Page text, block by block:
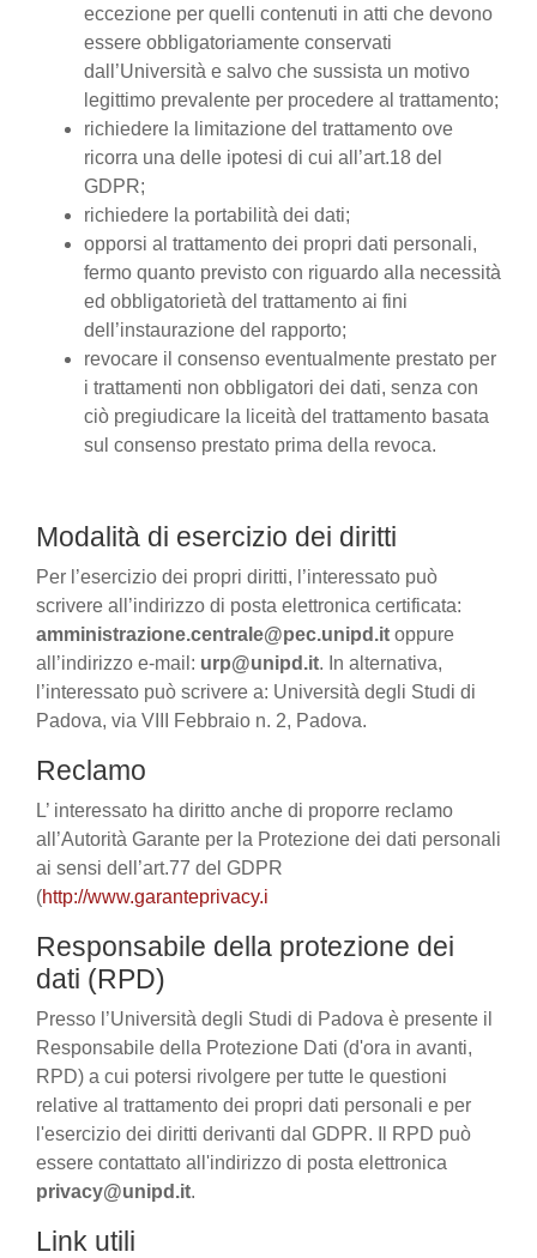
eccezione per quelli contenuti in atti che devono
essere obbligatoriamente conservati
dall’Università e salvo che sussista un motivo
legittimo prevalente per procedere al trattamento;
richiedere la limitazione del trattamento ove
ricorra una delle ipotesi di cui all’art.18 del
GDPR;
richiedere la portabilità dei dati;
opporsi al trattamento dei propri dati personali,
fermo quanto previsto con riguardo alla necessità
ed obbligatorietà del trattamento ai fini
dell’instaurazione del rapporto;
revocare il consenso eventualmente prestato per
i trattamenti non obbligatori dei dati, senza con
ciò pregiudicare la liceità del trattamento basata
sul consenso prestato prima della revoca.
Modalità di esercizio dei diritti
Per l’esercizio dei propri diritti, l’interessato può
scrivere all’indirizzo di posta elettronica certificata:
amministrazione.centrale@pec.unipd.it oppure
all’indirizzo e-mail: urp@unipd.it. In alternativa,
l’interessato può scrivere a: Università degli Studi di
Padova, via VIII Febbraio n. 2, Padova.
Reclamo
L’ interessato ha diritto anche di proporre reclamo
all’Autorità Garante per la Protezione dei dati personali
ai sensi dell’art.77 del GDPR
(http://www.garanteprivacy.i
Responsabile della protezione dei
dati (RPD)
Presso l’Università degli Studi di Padova è presente il
Responsabile della Protezione Dati (d'ora in avanti,
RPD) a cui potersi rivolgere per tutte le questioni
relative al trattamento dei propri dati personali e per
l'esercizio dei diritti derivanti dal GDPR. Il RPD può
essere contattato all'indirizzo di posta elettronica
privacy@unipd.it.
Link utili